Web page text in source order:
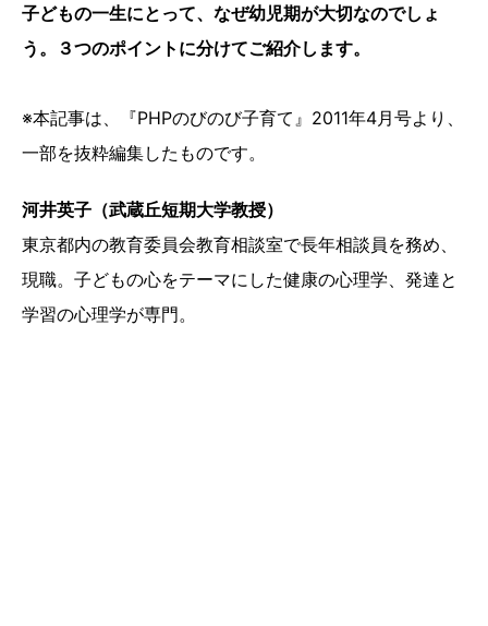
子どもの一生にとって、なぜ幼児期が大切なのでしょ
う。３つのポイントに分けてご紹介します。
※本記事は、『PHPのびのび子育て』2011年4月号より、
一部を抜粋編集したものです。
河井英子（武蔵丘短期大学教授）
東京都内の教育委員会教育相談室で長年相談員を務め、
現職。子どもの心をテーマにした健康の心理学、発達と
学習の心理学が専門。